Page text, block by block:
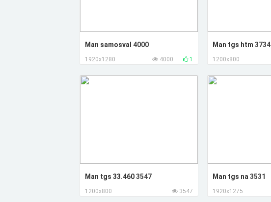
Man samosval 4000
1920x1280 1
4000
Man tgs htm 3734
1200x800
Man tgs 33.4603547
1200x800 3547
Man tgs na 3531
1920x1275